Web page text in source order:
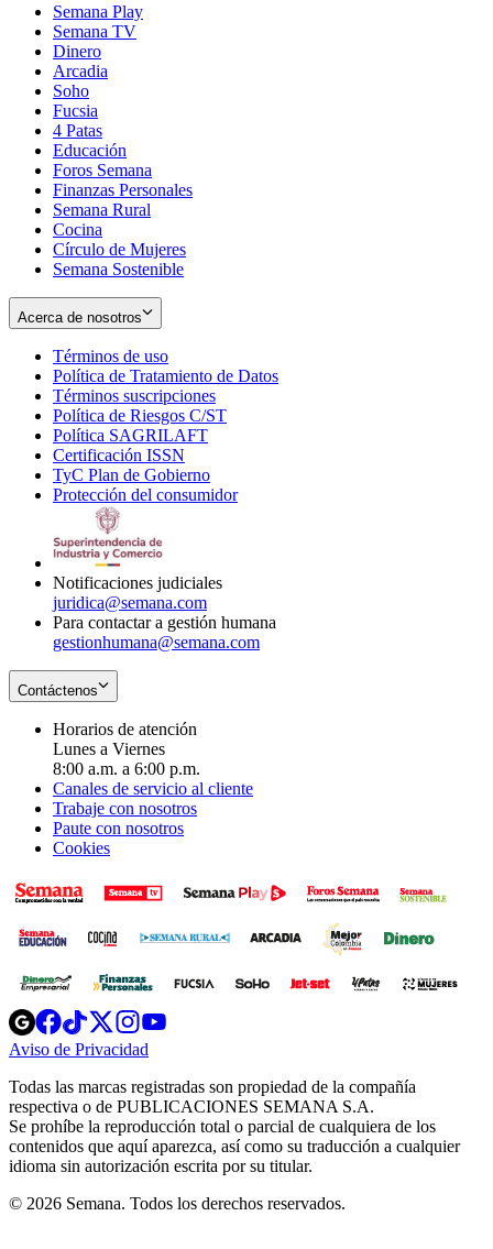
Semana Play
Semana TV
Dinero
Arcadia
Soho
in
new
window
Fucsia
in
new
window
4 Patas
Educación
Foros Semana
Finanzas Personales
Semana Rural
Cocina
Círculo de Mujeres
Semana Sostenible
Acerca de nosotros
Términos de uso
in
new
window
Política de Tratamiento de Datos
Términos suscripciones
in
Política de Riesgos C/ST
Política SAGRILAFT
new
window
Certificación ISSN
in
new
TyC Plan de Gobierno
in
Protección del consumidorOpens
Notificaciones judiciales
juridica@semana.com
Para contactar a gestión humana
gestionhumana@semana.com
Contáctenos
Horarios de atención
Lunes a Viernes
8:00 a.m. a 6:00 p.m.
Canales de servicio al cliente
Trabaje con nosotros
Paute con nosotros
Cookies
Opens
in
new
Opens
in
new
Opens
in
new
window
Opens
new
windowwindow
Aviso de Privacidad
new
window
Todas las marcas registradas son propiedad de la compañía
respectiva o de PUBLICACIONES SEMANA S.A.
Se prohíbe la reproducción total o parcial de cualquiera de los
contenidos que aquí aparezca, así como su traducción a cualquier
idioma sin autorización escrita por su titular.
© 2026 Semana. Todos los derechos reservados.